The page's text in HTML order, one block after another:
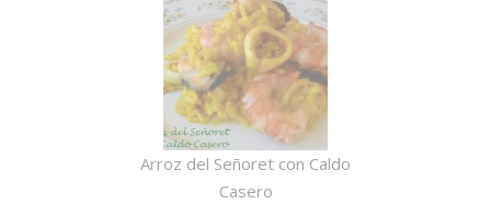
Arroz del Señoret con Caldo
Casero